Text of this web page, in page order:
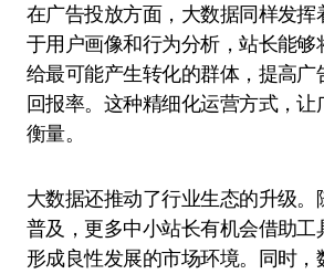
在广告投放方面，大数据同样发挥
于用户画像和行为分析，站长能够
给最可能产生转化的群体，提高广
回报率。这种精细化运营方式，让
衡量。
大数据还推动了行业生态的升级。
普及，更多中小站长有机会借助工
形成良性发展的市场环境。同时，